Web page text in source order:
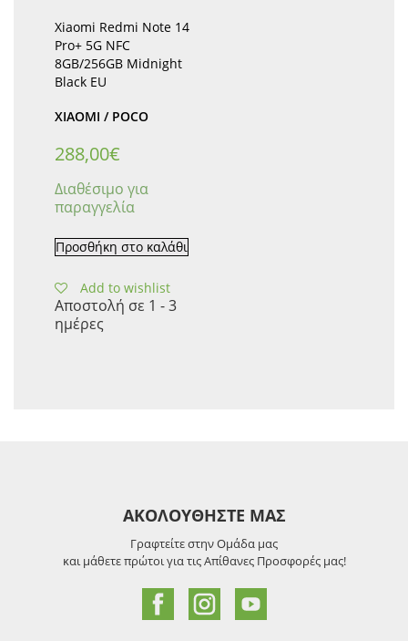
Xiaomi Redmi Note 14
Pro+ 5G NFC
8GB/256GB Midnight
Black EU
XIAOMI / POCO
288,00€
Διαθέσιμο για
παραγγελία
Προσθήκη στο καλάθι
Add to wishlist
Αποστολή σε 1 - 3
ημέρες
ΑΚΟΛΟΥΘΗΣΤΕ ΜΑΣ
Γραφτείτε στην Ομάδα μας
και μάθετε πρώτοι για τις Απίθανες Προσφορές μας!